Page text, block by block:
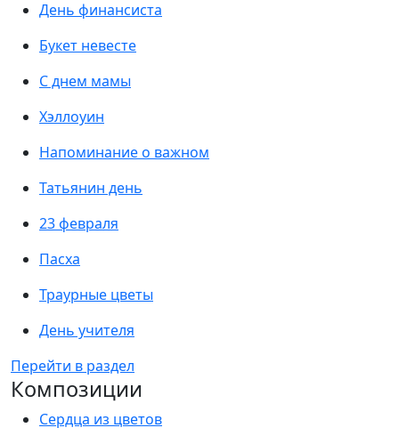
День финансиста
Букет невесте
С днем мамы
Хэллоуин
Напоминание о важном
Татьянин день
23 февраля
Пасха
Траурные цветы
День учителя
Перейти в раздел
Композиции
Сердца из цветов